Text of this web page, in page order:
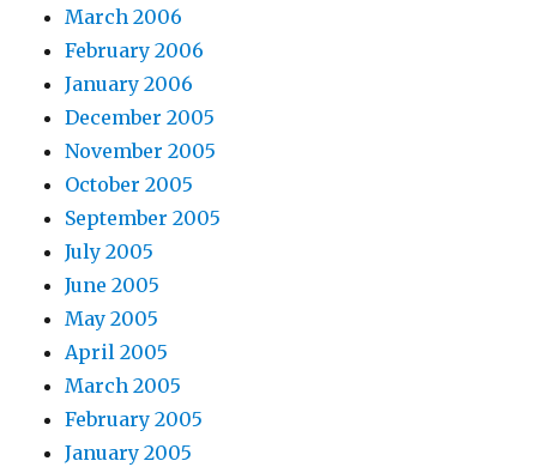
March 2006
February 2006
January 2006
December 2005
November 2005
October 2005
September 2005
July 2005
June 2005
May 2005
April 2005
March 2005
February 2005
January 2005